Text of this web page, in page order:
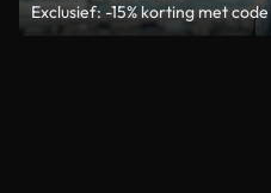
Exclusief: -15% korting met code